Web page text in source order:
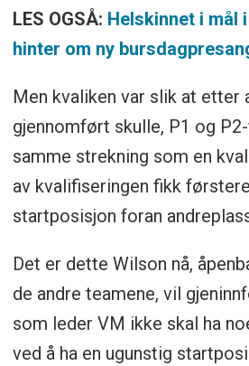
LES OGSÅ: Helskinnet i mål
hinter om ny
Men kvaliken var slik at etter
gjennomført skulle, P1 og
samme strekning som en
av kvalifiseringen fikk
startposisjon foran
Det er dette Wilson nå,
de andre teamene, vil
som leder VM ikke skal ha
ved å ha en ugunstig